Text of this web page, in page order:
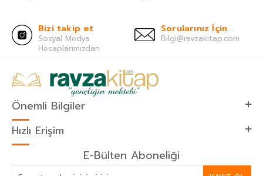
Bizi takip et
Sosyal Medya
Hesaplarımızdan
Sorularınız İçin
Bilgi@ravzakitap.com
Önemli Bilgiler
Hızlı Erişim
E-Bülten Aboneliği